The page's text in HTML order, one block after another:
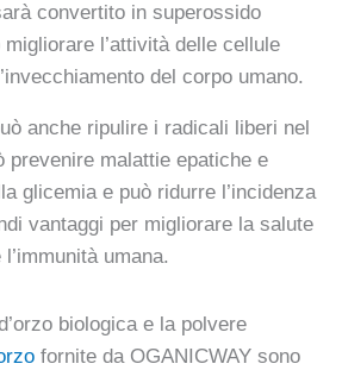
convertito in superossido
l’attività delle cellule
del corpo umano.
anche ripulire i radicali liberi nel
prevenire malattie epatiche e
glicemia e può ridurre l’incidenza
vantaggi per migliorare la salute
umana.
biologica e la polvere
fornite da OGANICWAY sono